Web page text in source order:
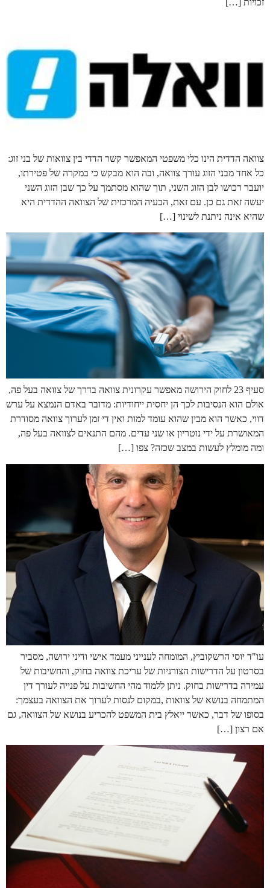
צוואה הדדית הינו כלי משפטי המאפשר קשר הדדי בין צוואות של בני זוג:
כל אחד מבני הזוג עורך צוואה, ובה הוא מבקש כי במקרה של פטירתו,
יועבר רכושו לבן הזוג השני, תוך שהוא מסתמך על כך שבן הזוג השני
יעשה זאת גם כן. עם זאת, הבעיה המרכזית של הצוואה ההדדית היא
שהיא אינה ניתנת לשינוי […]
סעיף 23 לחוק הירושה מאפשר עקרונית צוואה בדרך של צוואה בעל פה,
אולם הוא הנסיבות לכך הן יחסית ייחודיות: מדובר באדם הנמצא על ערש
דווי, כאשר הוא מבין שהוא עומד למות ואין די זמן לערוך צוואה מסודרת
המאושרת על ידי נוטריון או שני עדים. מהם התנאים לצוואה בעל פה,
ומה מומלץ לעשות במצב שכזה? צפו […]
עו"ד יוסי הרשקוביץ, המומחה לענייני מעמד אישי ודיני ירושה, מסביר
בסרטון על הדרישות הצורניות של עריכת צוואה בחוק, והחשיבות של
עמידה בדרישות בחוק. ניתן ללמוד מהי החשיבות על פנייה לעורך דין
המתמחה בנושא של צוואות ,במקום לנסות לערוך את הצוואה בעצמך:
בסופו של דבר, כאשר ייאלץ בית המשפט להכריע בנושא של הצוואה, גם
אם רצון […]